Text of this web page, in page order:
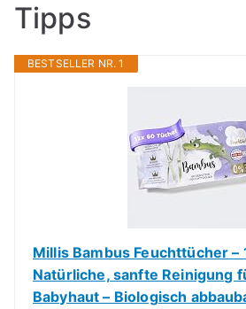
Tipps
BESTSELLER NR. 1
Millis Bambus Feuchttücher –
Natürliche, sanfte Reinigung
Babyhaut – Biologisch